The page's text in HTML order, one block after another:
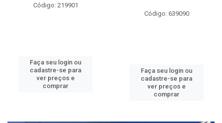
Código: 219901
Faça seu login ou
cadastre-se para
ver preços e
comprar
Código: 639090
Faça seu login ou
cadastre-se para
ver preços e
comprar